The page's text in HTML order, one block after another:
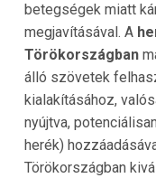
betegségek miatt
megjavításával. A
Törökországban
álló szövetek
kialakításához,
nyújtva, potenciálisan
herék)
Törökországban